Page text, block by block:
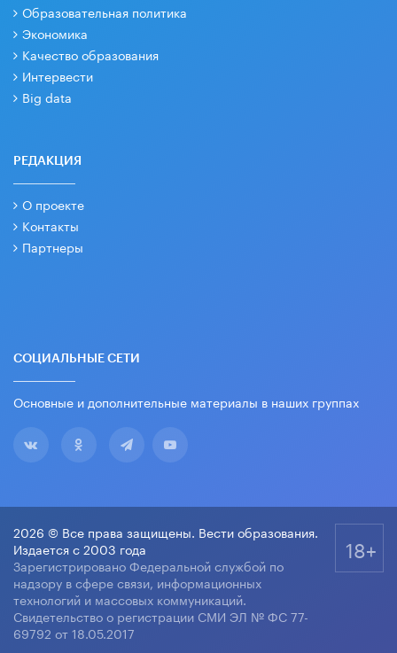
Образовательная политика
Экономика
Качество образования
Интервести
Big data
РЕДАКЦИЯ
О проекте
Контакты
Партнеры
СОЦИАЛЬНЫЕ СЕТИ
Основные и дополнительные материалы в наших группах
2026 © Все права защищены. Вести образования.
Издается с 2003 года
Зарегистрировано Федеральной службой по
надзору в сфере связи, информационных
технологий и массовых коммуникаций.
Свидетельство о регистрации СМИ ЭЛ № ФС 77-
69792 от 18.05.2017
18+